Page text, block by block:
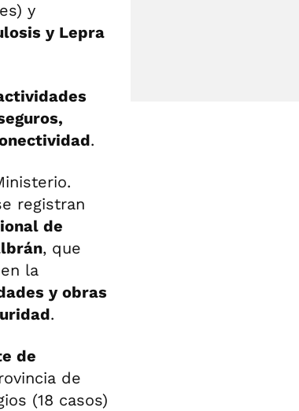
y
y Lepra
.
registran
de
, que
la
y obras
.
de
de
(18 casos)